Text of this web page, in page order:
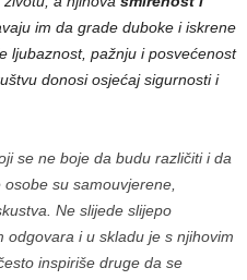
im da grade duboke i iskrene
ljubaznost, pažnju i posvećenost
donosi osjećaj sigurnosti i
se ne boje da budu različiti i da
su samouvjerene,
Ne slijede slijepo
i u skladu je s njihovim
inspiriše druge da se